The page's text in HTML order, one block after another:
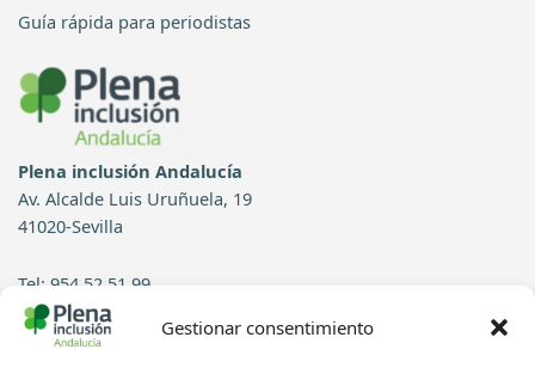
Gestionar consentimiento
Guía rápida para periodistas
Plena inclusión Andalucía
Av. Alcalde Luis Uruñuela, 19
41020-Sevilla
Tel: 954 52 51 99
Contacto